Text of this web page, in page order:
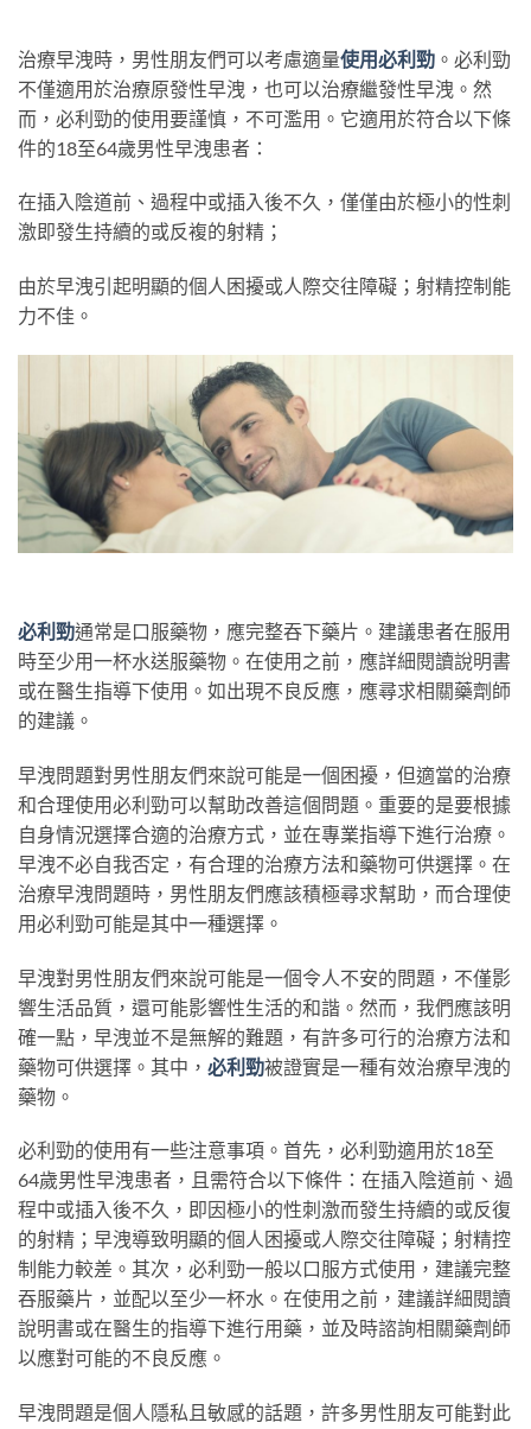
治療早洩時，男性朋友們可以考慮適量使用必利勁 。必利勁
不僅適用於治療原發性早洩，也可以治療繼發性早洩。然
而，必利勁的使用要謹慎，不可濫用。它適用於符合以下條
件的18至64歲男性早洩患者：
在插入陰道前、過程中或插入後不久，僅僅由於極小的性刺
激即發生持續的或反複的射精；
由於早洩引起明顯的個人困擾或人際交往障礙；射精控制能
力不佳。
必利勁通常是口服藥物，應完整吞下藥片。建議患者在服用
時至少用一杯水送服藥物。在使用之前，應詳細閱讀說明書
或在醫生指導下使用。如出現不良反應，應尋求相關藥劑師
的建議。
早洩問題對男性朋友們來說可能是一個困擾，但適當的治療
和合理使用必利勁可以幫助改善這個問題。重要的是要根據
自身情況選擇合適的治療方式，並在專業指導下進行治療。
早洩不必自我否定，有合理的治療方法和藥物可供選擇。在
治療早洩問題時，男性朋友們應該積極尋求幫助，而合理使
用必利勁可能是其中一種選擇。
早洩對男性朋友們來說可能是一個令人不安的問題，不僅影
響生活品質，還可能影響性生活的和諧。然而，我們應該明
確一點，早洩並不是無解的難題，有許多可行的治療方法和
藥物可供選擇。其中， 必利勁被證實是一種有效治療早洩的
藥物。
必利勁的使用有一些注意事項。首先，必利勁適用於18至
64歲男性早洩患者，且需符合以下條件：在插入陰道前、過
程中或插入後不久，即因極小的性刺激而發生持續的或反復
的射精；早洩導致明顯的個人困擾或人際交往障礙；射精控
制能力較差。其次，必利勁一般以口服方式使用，建議完整
吞服藥片，並配以至少一杯水。在使用之前，建議詳細閱讀
說明書或在醫生的指導下進行用藥，並及時諮詢相關藥劑師
以應對可能的不良反應。
早洩問題是個人隱私且敏感的話題，許多男性朋友可能對此